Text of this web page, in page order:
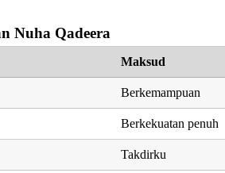
Nuha Qadeera
Maksud
Berkemampuan
Berkekuatan penuh
Takdirku